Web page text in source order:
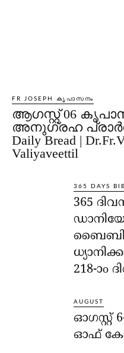
FR JOSEPH കൃപാസനം
ആഗസ്റ്റ് 06
അനുഗ്രഹ
Daily Bread |
Valiyaveettil
365 DAYS
365
ബൈബിൾ
218-ാo
AUGUST
ഓഗസ്റ്റ്
ഓഫ്